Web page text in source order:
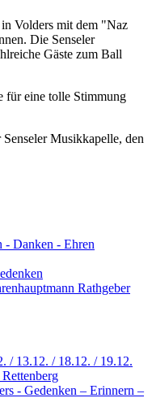
Volders mit dem "Naz
Die Senseler
Gäste zum Ball
für eine tolle Stimmung
Musikkapelle, den
- Danken - Ehren
Rathgeber
/ 13.12. / 18.12. / 19.12.
- Gedenken – Erinnern –